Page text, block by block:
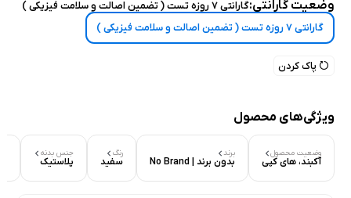
وضعیت گارانتی:گارانتی 7 روزه تست ( تضمین اصالت و سلامت فیزیکی )
گارانتی 7 روزه تست ( تضمین اصالت و سلامت فیزیکی )
پاک کردن
ویژگی‌های محصول
وضعیت محصول
آکبند، های کپی
برند
بدون برند | No Brand
رنگ
سفید
جنس بدنه
پلاستیک